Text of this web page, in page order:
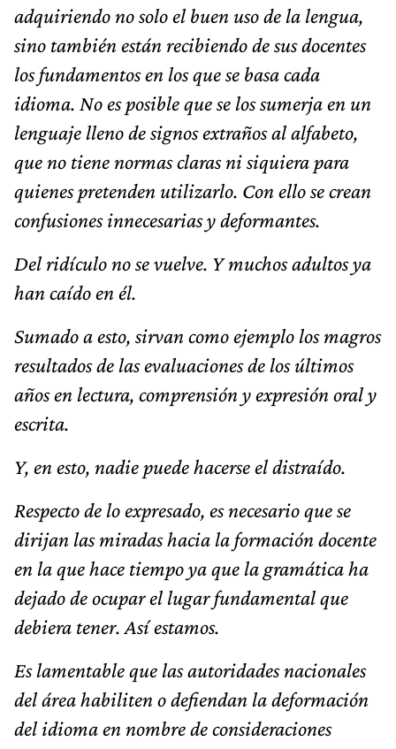
adquiriendo no solo el buen uso de la lengua,
sino también están recibiendo de sus docentes
los fundamentos en los que se basa cada
idioma. No es posible que se los sumerja en un
lenguaje lleno de signos extraños al alfabeto,
que no tiene normas claras ni siquiera para
quienes pretenden utilizarlo. Con ello se crean
confusiones innecesarias y deformantes.
Del ridículo no se vuelve. Y muchos adultos ya
han caído en él.
Sumado a esto, sirvan como ejemplo los magros
resultados de las evaluaciones de los últimos
años en lectura, comprensión y expresión oral y
escrita.
Y, en esto, nadie puede hacerse el distraído.
Respecto de lo expresado, es necesario que se
dirijan las miradas hacia la formación docente
en la que hace tiempo ya que la gramática ha
dejado de ocupar el lugar fundamental que
debiera tener. Así estamos.
Es lamentable que las autoridades nacionales
del área habiliten o defiendan la deformación
del idioma en nombre de consideraciones